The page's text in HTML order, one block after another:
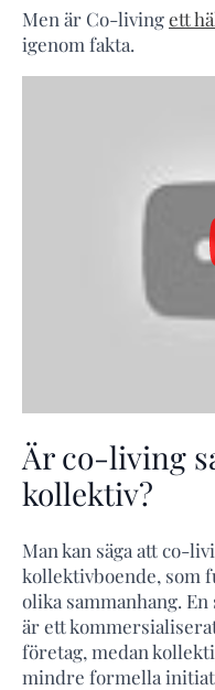
Men är Co-livingett
igenom fakta.
Är co-living
kollektiv?
Man kan säga att co-
kollektivboende, som
olika sammanhang.
är ett
företag, medan
mindre formella